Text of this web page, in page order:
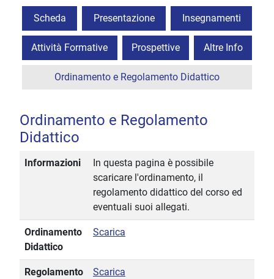
Scheda Presentazione Insegnamenti
Attività Formative Prospettive Altre Info
Ordinamento e Regolamento Didattico
Ordinamento e Regolamento
Didattico
Informazioni
In questa pagina è possibile
scaricare l'ordinamento, il
regolamento didattico del corso ed
eventuali suoi allegati.
Ordinamento
Didattico
Scarica
Regolamento
Scarica